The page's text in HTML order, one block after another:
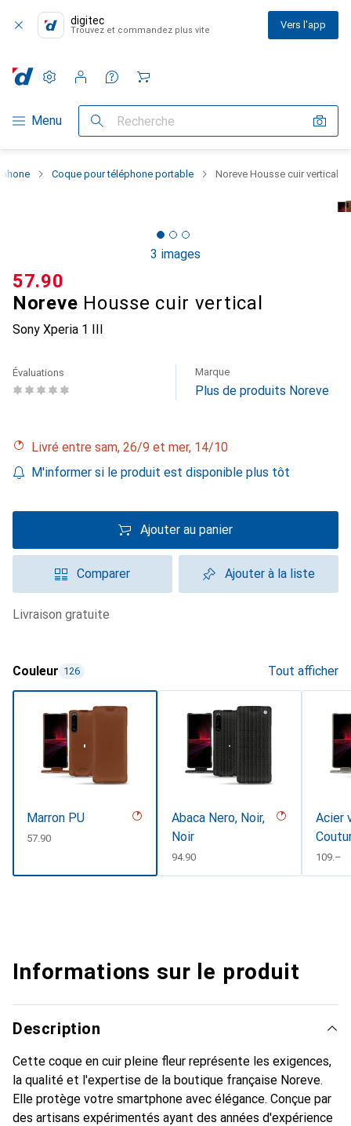
digitec
Trouvez et commandez plus vite Vers l'app
Navigation par catégorie
Menu Recherche
Paramètres
Compte client
Listes de comparaison
Listes d'envies
Panier
Coque pour téléphone portable Noreve Housse cuir vertical
3 images
Noreve Housse cuir vertical
Sony Xperia 1 III
CHF
57.90
Évaluations Marque
Plus de produits Noreve
Livré entre sam, 26/9 et mer, 14/10
M'informer si le produit est disponible plus tôt
Ajouter au panier
Comparer Ajouter à la liste
livraison gratuite
Couleur 126 Tout afficher
Marron PU
CHF
57.90
Abaca Nero, Noir,
Noir
CHF
94.90
Acier
CHF
109.–
Informations sur le produit
Description
Cette coque en cuir pleine fleur représente les exigences,
la qualité et l'expertise de la boutique française Noreve.
Elle protège votre smartphone avec élégance. Conçue par
des artisans expérimentés ayant des années d'expérience